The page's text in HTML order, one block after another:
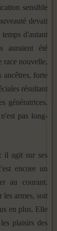
sensible
devait
d'autant
auraient été
race nouvelle,
ancêtres, forte
résultant
génératrices.
pas long­
il agit sur ses
encore un
au courant.
les armes, soit
en plus. Elle
plaisirs des